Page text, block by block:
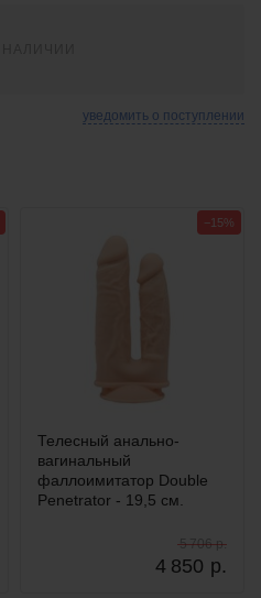
уведомить о поступлении
Телесный анально-
вагинальный
фаллоимитатор Double
Penetrator - 19,5 см.
4 850 р.
5 706 р.
−15%